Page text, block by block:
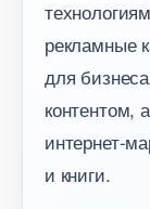
рекламные
для
контентом,
интернет-
и книги.